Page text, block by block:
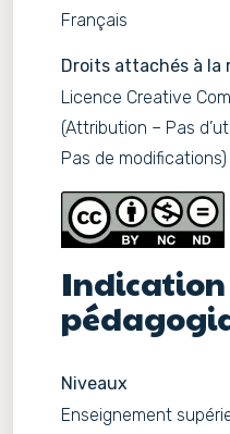
Français
Droits attachés à la
Licence Creative
(Attribution – Pas
Pas de modifications)
Indication
Niveaux
Enseignement